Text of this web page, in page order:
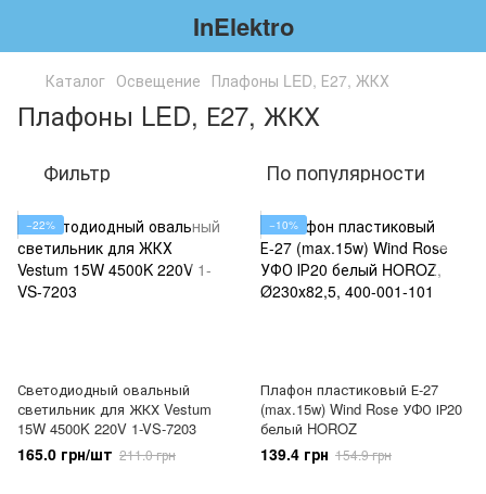
InElektro
Каталог Освещение Плафоны LED, Е27, ЖКХ
Плафоны LED, Е27, ЖКХ
Фильтр По популярности
−22%
Светодиодный овальный
светильник для ЖКХ Vestum
15W 4500K 220V 1-VS-7203
165.0 грн/шт 211.0 грн
−10%
Плафон пластиковый Е-27
(max.15w) Wind Rose УФО ІР20
белый HOROZ
139.4 грн 154.9 грн